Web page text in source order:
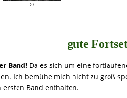
©
gute
Band! Da es sich um eine
Ich bemühe mich nicht zu groß
ersten Band enthalten.